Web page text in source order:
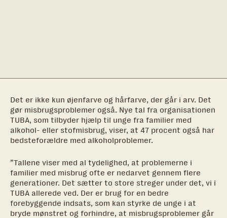
Det er ikke kun øjenfarve og hårfarve, der går i arv. Det
gør misbrugsproblemer også. Nye tal fra organisationen
TUBA, som tilbyder hjælp til unge fra familier med
alkohol- eller stofmisbrug, viser, at 47 procent også har
bedsteforældre med alkoholproblemer.
”Tallene viser med al tydelighed, at problemerne i
familier med misbrug ofte er nedarvet gennem flere
generationer. Det sætter to store streger under det, vi i
TUBA allerede ved. Der er brug for en bedre
forebyggende indsats, som kan styrke de unge i at
bryde mønstret og forhindre, at misbrugsproblemer går